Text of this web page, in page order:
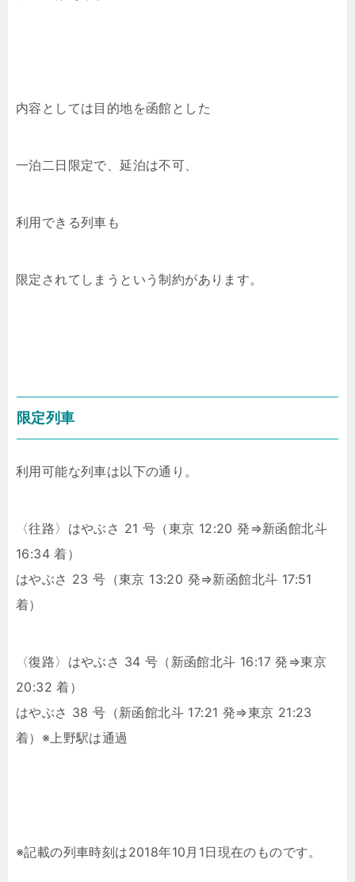
内容としては目的地を函館とした
一泊二日限定で、延泊は不可、
利用できる列車も
限定されてしまうという制約があります。
限定列車
利用可能な列車は以下の通り。
〈往路〉はやぶさ 21 号（東京 12:20 発⇒新函館北斗
16:34 着）
はやぶさ 23 号（東京 13:20 発⇒新函館北斗 17:51
着）
〈復路〉はやぶさ 34 号（新函館北斗 16:17 発⇒東京
20:32 着）
はやぶさ 38 号（新函館北斗 17:21 発⇒東京 21:23
着）※上野駅は通過
※記載の列車時刻は2018年10月1日現在のものです。